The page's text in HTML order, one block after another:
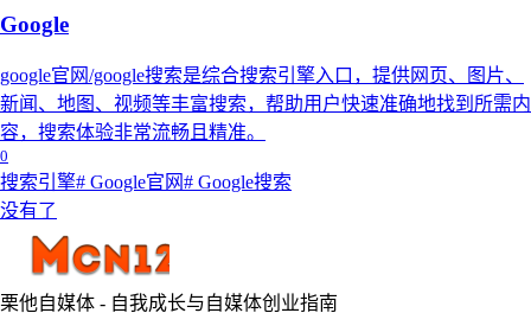
Google
google官网/google搜索是综合搜索引擎入口，提供网页、图片、
新闻、地图、视频等丰富搜索，帮助用户快速准确地找到所需内
容，搜索体验非常流畅且精准。
0
搜索引擎# Google官网# Google搜索
没有了
栗他自媒体 - 自我成长与自媒体创业指南